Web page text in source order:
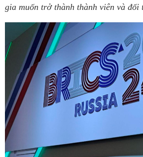
gia muốn trở thành thành viên và đối